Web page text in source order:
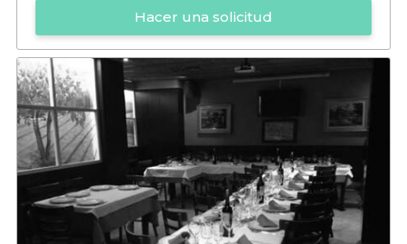
Hacer una solicitud